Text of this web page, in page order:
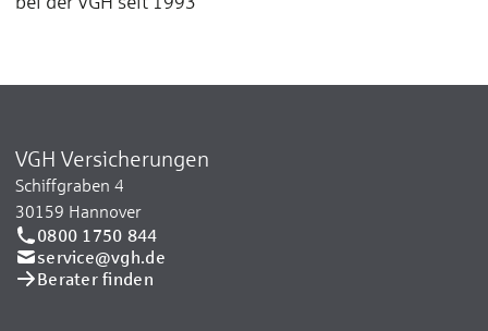
VGH Versicherungen
Schiffgraben 4
30159 Hannover
0800 1750 844
service@vgh.de
Berater finden